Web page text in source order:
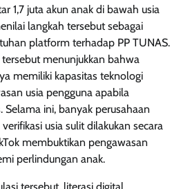
1,7 juta akun anak di bawah usia
langkah tersebut sebagai
platform terhadap PP TUNAS.
menunjukkan bahwa
memiliki kapasitas teknologi
usia pengguna apabila
ini, banyak perusahaan
usia sulit dilakukan secara
membuktikan pengawasan
perlindungan anak.